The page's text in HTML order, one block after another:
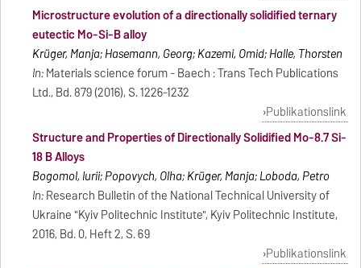
Microstructure evolution of a directionally solidified ternary
eutectic Mo-Si-B alloy
Krüger, Manja; Hasemann, Georg; Kazemi, Omid; Halle, Thorsten
In:Materials science forum - Baech : Trans Tech Publications
Ltd., Bd. 879 (2016), S. 1226-1232
Publikationslink
Structure and Properties of Directionally Solidified Mo-8.7 Si-
18 B Alloys
Bogomol, Iurii; Popovych, Olha; Krüger, Manja; Loboda, Petro
In:Research Bulletin of the National Technical University of
Ukraine "Kyiv Politechnic Institute", Kyiv Politechnic Institute,
2016, Bd. 0, Heft 2, S. 69
Publikationslink